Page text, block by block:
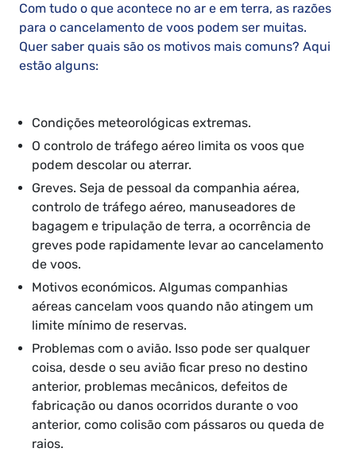
Com tudo o que acontece no ar e em terra, as razões
para o cancelamento de voos podem ser muitas.
Quer saber quais são os motivos mais comuns? Aqui
estão alguns:
Condições meteorológicas extremas.
O controlo de tráfego aéreo limita os voos que
podem descolar ou aterrar.
Greves. Seja de pessoal da companhia aérea,
controlo de tráfego aéreo, manuseadores de
bagagem e tripulação de terra, a ocorrência de
greves pode rapidamente levar ao cancelamento
de voos.
Motivos económicos. Algumas companhias
aéreas cancelam voos quando não atingem um
limite mínimo de reservas.
Problemas com o avião. Isso pode ser qualquer
coisa, desde o seu avião ficar preso no destino
anterior, problemas mecânicos, defeitos de
fabricação ou danos ocorridos durante o voo
anterior, como colisão com pássaros ou queda de
raios.